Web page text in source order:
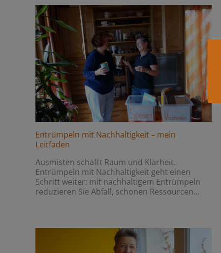
Entrümpeln mit Nachhaltigkeit – mein
Leitfaden
Ausmisten schafft Raum und Klarheit.
Entrümpeln mit Nachhaltigkeit geht einen
Schritt weiter: mit nachhaltigem Entrümpeln
reduzieren Sie Abfall, schonen Ressourcen…